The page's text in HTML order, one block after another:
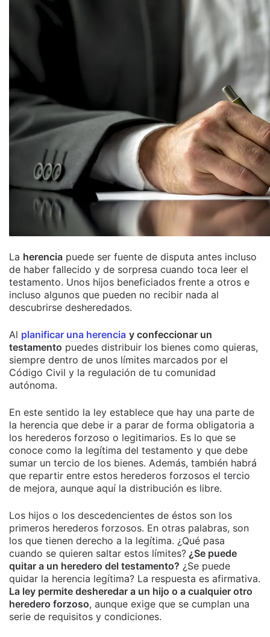
La herencia puede ser fuente de disputa antes incluso
de haber fallecido y de sorpresa cuando toca leer el
testamento. Unos hijos beneficiados frente a otros e
incluso algunos que pueden no recibir nada al
descubrirse desheredados.
Al planificar una herencia y confeccionar un
testamento puedes distribuir los bienes como quieras,
siempre dentro de unos límites marcados por el
Código Civil y la regulación de tu comunidad
autónoma.
En este sentido la ley establece que hay una parte de
la herencia que debe ir a parar de forma obligatoria a
los herederos forzoso o legitimarios. Es lo que se
conoce como la legítima del testamento y que debe
sumar un tercio de los bienes. Además, también habrá
que repartir entre estos herederos forzosos el tercio
de mejora, aunque aquí la distribución es libre.
Los hijos o los descedencientes de éstos son los
primeros herederos forzosos. En otras palabras, son
los que tienen derecho a la legítima. ¿Qué pasa
cuando se quieren saltar estos límites? ¿Se puede
quitar a un heredero del testamento? ¿Se puede
quidar la herencia legítima? La respuesta es afirmativa.
La ley permite desheredar a un hijo o a cualquier otro
heredero forzoso, aunque exige que se cumplan una
serie de requisitos y condiciones.